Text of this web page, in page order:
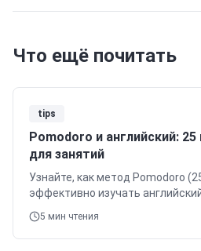
Что ещё почитать
tips
Pomodoro и английский:
для занятий
Узнайте, как метод Pomodoro
эффективно изучать
структурированию дня,
применению для разных
пробный урок в O'KEY ENGLISH.
5 мин чтения